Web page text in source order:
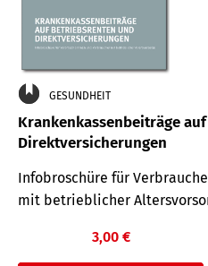
GESUNDHEIT
Krankenkassenbeiträge
Direktversicherungen
Infobroschüre für
mit betrieblicher
3,00 €